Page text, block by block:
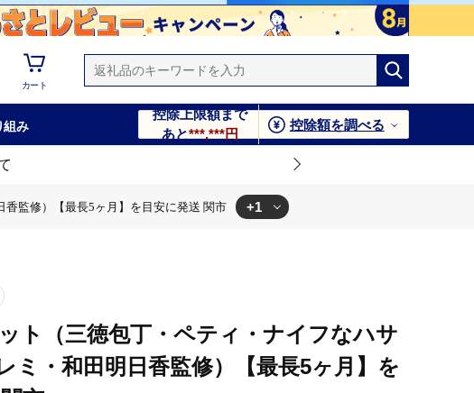
カート
組み
控除上限額まで
あと***,***円
控除額を調べる
監修）【最長5ヶ月】を目安に発送 関市 +1
ト（三徳包丁・ペティ・ナイフなハサ
ミ・和田明日香監修）【最長5ヶ月】を